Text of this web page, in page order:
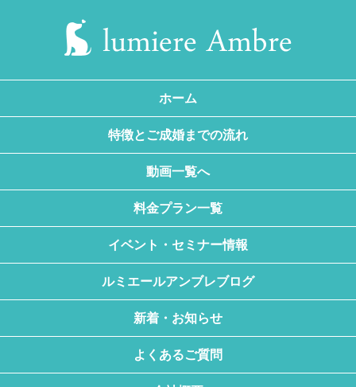
ホーム
特徴とご成婚までの流れ
動画一覧へ
料金プラン一覧
イベント・セミナー情報
ルミエールアンブレブログ
新着・お知らせ
よくあるご質問